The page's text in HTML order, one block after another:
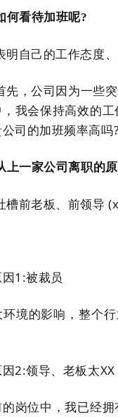
何看待加班呢?
明自己的工作态度
先，公司因为一些
我会保持高效的
司的加班频率高
上一家公司离职的
槽前老板、前领导
1:被裁员
环境的影响，整个
2:领导、老板太XX
岗位中，我已经